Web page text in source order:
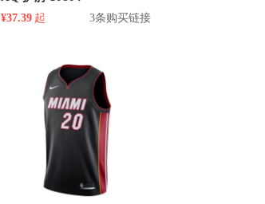
¥37.39 起 3条购买链接